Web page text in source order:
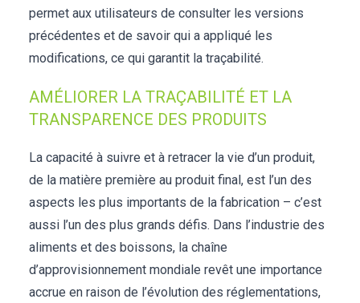
permet aux utilisateurs de consulter les versions
précédentes et de savoir qui a appliqué les
modifications, ce qui garantit la traçabilité.
AMÉLIORER LA TRAÇABILITÉ ET LA
TRANSPARENCE DES PRODUITS
La capacité à suivre et à retracer la vie d’un produit,
de la matière première au produit final, est l’un des
aspects les plus importants de la fabrication – c’est
aussi l’un des plus grands défis. Dans l’industrie des
aliments et des boissons, la chaîne
d’approvisionnement mondiale revêt une importance
accrue en raison de l’évolution des réglementations,